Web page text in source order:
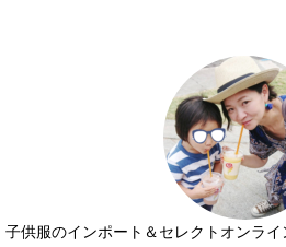
子供服のインポート＆セレクトオンラ